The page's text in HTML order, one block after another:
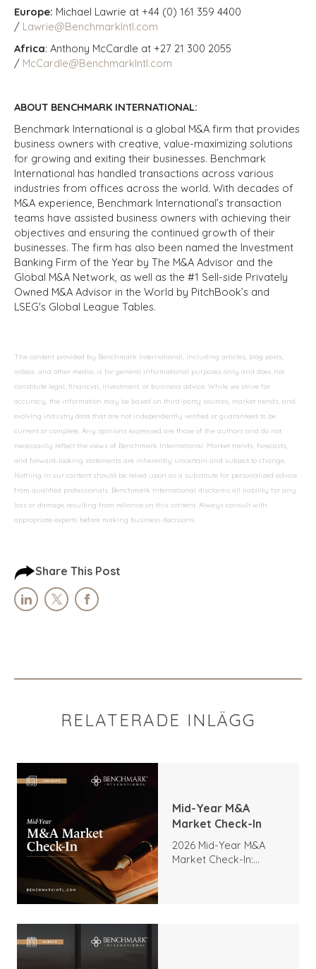
Europe: Michael Lawrie at +44 (0) 161 359 4400
/ Lawrie@BenchmarkIntl.com
Africa: Anthony McCardle at +27 21 300 2055
/ McCardle@BenchmarkIntl.com
ABOUT BENCHMARK INTERNATIONAL:
Benchmark International is a global M&A firm that provides
business owners with creative, value-maximizing solutions
for growing and exiting their businesses. Benchmark
International has handled transactions across various
industries from offices across the world. With decades of
M&A experience, Benchmark International’s transaction
teams have assisted business owners with achieving their
objectives and ensuring the continued growth of their
businesses. The firm has also been named the Investment
Banking Firm of the Year by The M&A Advisor and the
Global M&A Network, as well as the #1 Sell-side Privately
Owned M&A Advisor in the World by PitchBook’s and
LSEG's Global League Tables.
The content provided by Benchmark International, including articles, blog posts,
videos, and other media, is for general informational purposes only and does not
constitute legal, financial, investment, or business advice. While we strive for
accuracy, the information may be based on third-party sources, market trends, and
evolving industry data that are not independently verified or guaranteed to be
current or complete. Any opinions expressed are those of the authors and do not
necessarily reflect the views of Benchmark International. Market trends, forecasts,
and forward-looking statements are inherently uncertain and subject to change.
Nothing in our content should be relied upon as a substitute for personalized advice
from qualified professionals. Benchmark International disclaims all liability for any
loss or damage resulting from reliance on this content. Always consult with
appropriate experts before making business decisions.
Share This Post
RELATERADE INLÄGG
Mid-Year M&A
Market Check-In
2026 Mid-Year M&A
Market Check-In: